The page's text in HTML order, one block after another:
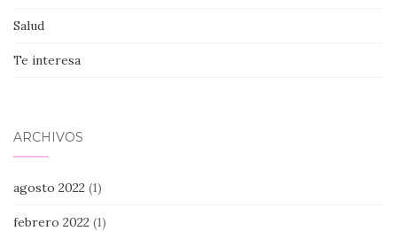
Salud
Te interesa
ARCHIVOS
agosto 2022 (1)
febrero 2022 (1)